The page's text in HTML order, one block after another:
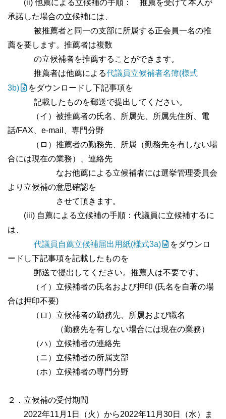
(ii) 他薦による立候補の手順： 推薦を受けて本人が
承諾した場合の立候補には、
被推薦者と同一の支部に所属する正会員一名の推
薦を要します。推薦者は複数
の立候補者を推薦することができます。
推薦者は他薦による代議員立候補者名簿(様式
3b)
をダウンロードし下記事項を
記載したものを郵送で提出してください。
（イ）被推薦者の氏名、所属先、所属先住所、電
話/FAX、e-mail、専門分野
（ロ）推薦者の勤務先、所属（勤務先を有しない場
合には現在の業務）、連絡先
なお他薦による立候補者には選挙管理委員会
より立候補の意思確認を
させて頂きます。
(iii) 自薦による立候補の手順：代議員に立候補するに
は、
代議員自薦立候補届出用紙(様式3a)
をダウンロ
ードし下記事項を記載したものを
郵送で提出してください。推薦人は不要です。
（イ）立候補者の氏名および押印 (氏名を自著の場
合は押印不要)
（ロ）立候補者の勤務先、所属および職名
（勤務先を有しない場合には現在の業務）
（ハ）立候補者の連絡先
（ニ）立候補者の所属支部
（ホ）立候補者の専門分野
２．立候補の受付期間
2022年11月1日（火）から2022年11月30日（水）ま